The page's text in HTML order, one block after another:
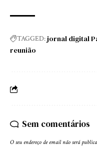
TAGGED:jornal digital
reunião
Sem comentários
O seu endereço de email não será